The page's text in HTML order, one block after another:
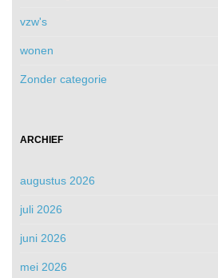
vzw's
wonen
Zonder categorie
ARCHIEF
augustus 2026
juli 2026
juni 2026
mei 2026